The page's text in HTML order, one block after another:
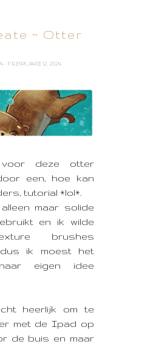
~ Otter
- FEBRUARI 12, 2024
deze otter
een, hoe kan
tutorial *lol*.
maar solide
en ik wilde
brushes
ik moest het
eigen idee
heerlijk om te
met de Ipad op
de buis en maar